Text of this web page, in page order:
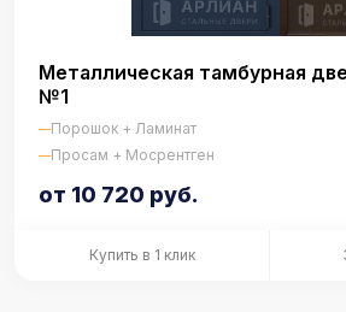
Металлическая тамбурная
№1
Порошок + Ламинат
Просам + Мосрентген
от 10 720 руб.
Купить в 1 клик